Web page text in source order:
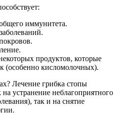
иммунитета.
продуктов, которые
(особенно кисломолочных).
Лечение грибка стопы
устранение неблагоприятного
так и на снятие